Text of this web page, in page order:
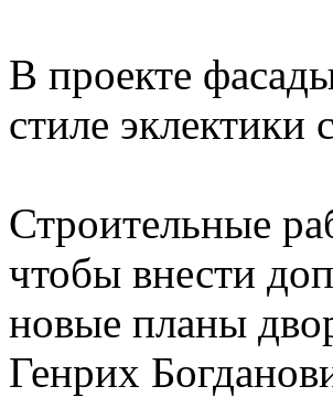
В проекте
стиле эклектики
Строительные
чтобы внести
новые планы
Генрих